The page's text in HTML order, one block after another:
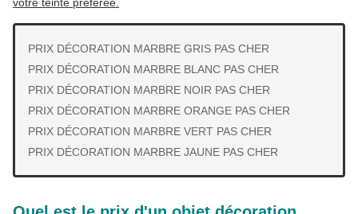
PRIX DÉCORATION MARBRE GRIS PAS CHER
PRIX DÉCORATION MARBRE BLANC PAS CHER
PRIX DÉCORATION MARBRE NOIR PAS CHER
PRIX DÉCORATION MARBRE ORANGE PAS CHER
PRIX DÉCORATION MARBRE VERT PAS CHER
PRIX DÉCORATION MARBRE JAUNE PAS CHER